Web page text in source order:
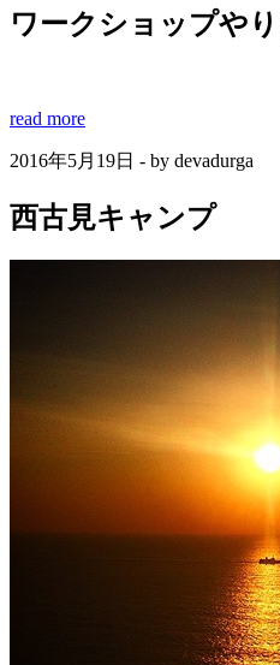
ワークショップやり
read more
2016年5月19日 - by devadurga
西古見キャンプ